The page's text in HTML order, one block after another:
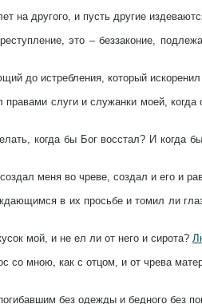
на другого, и пусть другие
это – беззаконие,
до истребления, который
правами слуги и служанки моей,
когда бы Бог восстал? И когда
меня во чреве, создал и его и
в их просьбе и томил ли
мой, и не ел ли от него и сирота?
со мною, как с отцом, и от чрева
без одежды и бедного без